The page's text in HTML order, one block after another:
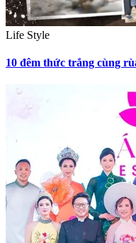
Life Style
10 đêm thức trắng cùng